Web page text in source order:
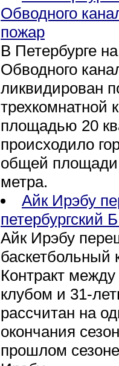
Обводного
пожар
В Петербурге
Обводного
ликвидирован
трехкомнатной
площадью 20
происходило
общей площади
метра.
Айк Ирэбу
петербургский
Айк Ирэбу
баскетбольный
Контракт между
клубом и 31-
рассчитан на
окончания
прошлом